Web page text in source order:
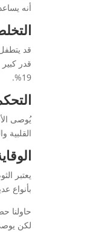
أنه
قد
قدر
19%.
يُوصى
القلبية
يعتبر
بأنواع
حاولنا
لكن